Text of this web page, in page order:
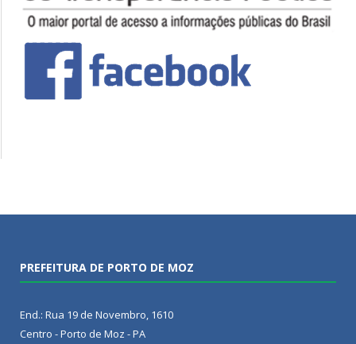
PREFEITURA DE PORTO DE MOZ
End.: Rua 19 de Novembro, 1610
Centro - Porto de Moz - PA